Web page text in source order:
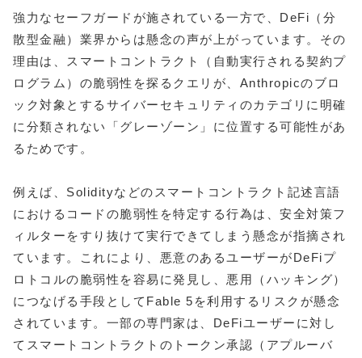
強力なセーフガードが施されている一方で、DeFi（分
散型金融）業界からは懸念の声が上がっています。その
理由は、スマートコントラクト（自動実行される契約プ
ログラム）の脆弱性を探るクエリが、Anthropicのブロ
ック対象とするサイバーセキュリティのカテゴリに明確
に分類されない「グレーゾーン」に位置する可能性があ
るためです。
例えば、Solidityなどのスマートコントラクト記述言語
におけるコードの脆弱性を特定する行為は、安全対策フ
ィルターをすり抜けて実行できてしまう懸念が指摘され
ています。これにより、悪意のあるユーザーがDeFiプ
ロトコルの脆弱性を容易に発見し、悪用（ハッキング）
につなげる手段としてFable 5を利用するリスクが懸念
されています。一部の専門家は、DeFiユーザーに対し
てスマートコントラクトのトークン承認（アプルーバ